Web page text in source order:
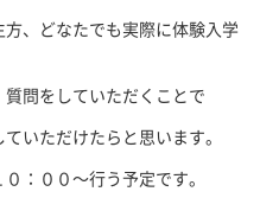
、どなたでも実際に体験入学
問をしていただくことで
いただけたらと思います。
：００～行う予定です。